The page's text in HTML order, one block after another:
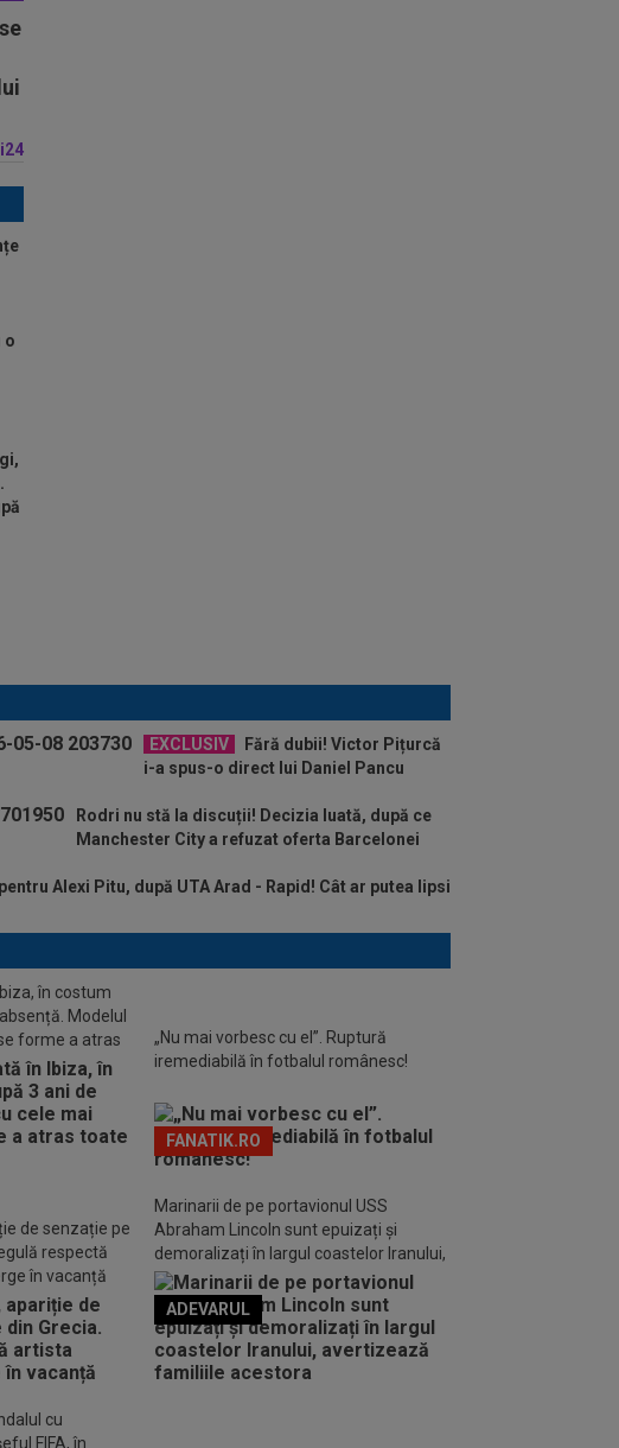
o
EXCLUSIV
Fără dubii! Victor Pițurcă
i-a spus-o direct lui Daniel Pancu
Rodri nu stă la discuții! Decizia luată, după ce
Manchester City a refuzat oferta Barcelonei
Alexi Pitu, după UTA Arad - Rapid! Cât ar putea lipsi
în costum
Modelul
forme a atras
„Nu mai vorbesc cu el”. Ruptură
iremediabilă în fotbalul românesc!
FANATIK.RO
de senzație pe
respectă
în vacanță
Marinarii de pe portavionul USS
Abraham Lincoln sunt epuizați și
demoralizați în largul coastelor Iranului,
avertizează familiile acestora
ADEVARUL
cu
FIFA, în